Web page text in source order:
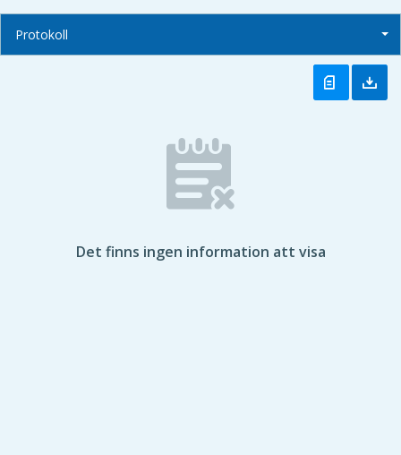
Protokoll
Det finns ingen information att visa